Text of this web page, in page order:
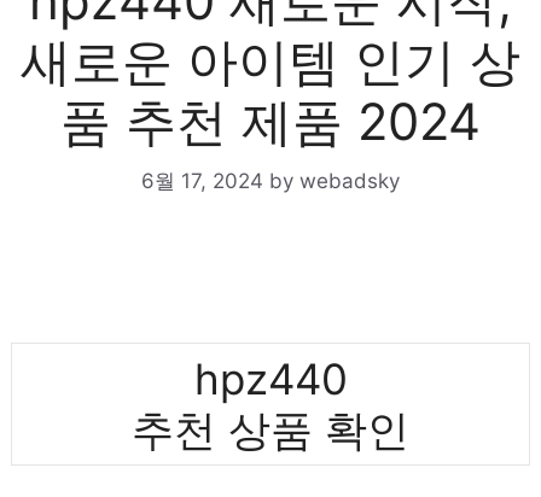
새로운 아이템 인기 상
품 추천 제품 2024
6월 17, 2024 by webadsky
hpz440
추천 상품 확인